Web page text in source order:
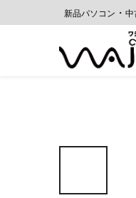
新品パソコン ・ 中